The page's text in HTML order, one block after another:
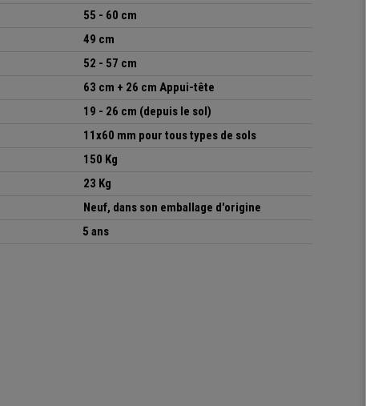
55 - 60 cm
49 cm
52 - 57 cm
63 cm + 26 cm Appui-tête
19 - 26 cm (depuis le sol)
11x60 mm pour tous types de sols
150 Kg
23 Kg
Neuf, dans son emballage d'origine
5 ans